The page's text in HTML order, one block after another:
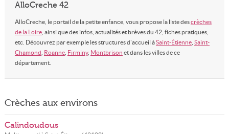
AlloCreche 42
AlloCreche, le portail de la petite enfance, vous propose la liste descrèches
de la Loire, ainsi que des infos, actualités et brèves du 42, fiches pratiques,
etc. Découvrez par exemple les structures d'accueil àSaint-Étienne, Saint-
Chamond Roanne, Firminy, Montbrison et dans les villes de ce
département.
Crèches aux environs
Calindoudous